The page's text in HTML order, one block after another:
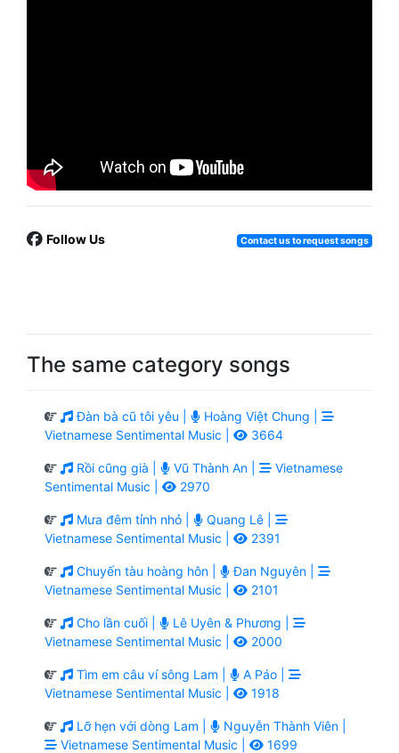
Follow Us Contact us to request songs
The same category songs
Đàn bà cũ tôi yêu |
Hoàng Việt Chung |
Vietnamese Sentimental Music |
3664
Rồi cũng già | Vũ Thành An |
Vietnamese
Sentimental Music |
2970
Mưa đêm tỉnh nhỏ |
Quang Lê |
Vietnamese Sentimental Music |
2391
Chuyến tàu hoàng hôn |
Đan Nguyên |
Vietnamese Sentimental Music |
2101
Cho lần cuối |
Lê Uyên & Phương |
Vietnamese Sentimental Music |
2000
Tìm em câu ví sông Lam |
A Páo |
Vietnamese Sentimental Music |
1918
Lỡ hẹn với dòng Lam |
Nguyễn Thành Viên |
Vietnamese Sentimental Music |
1699